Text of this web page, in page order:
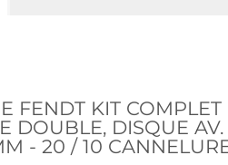
FENDT KIT COMPLET
DOUBLE, DISQUE
- 20 / 10